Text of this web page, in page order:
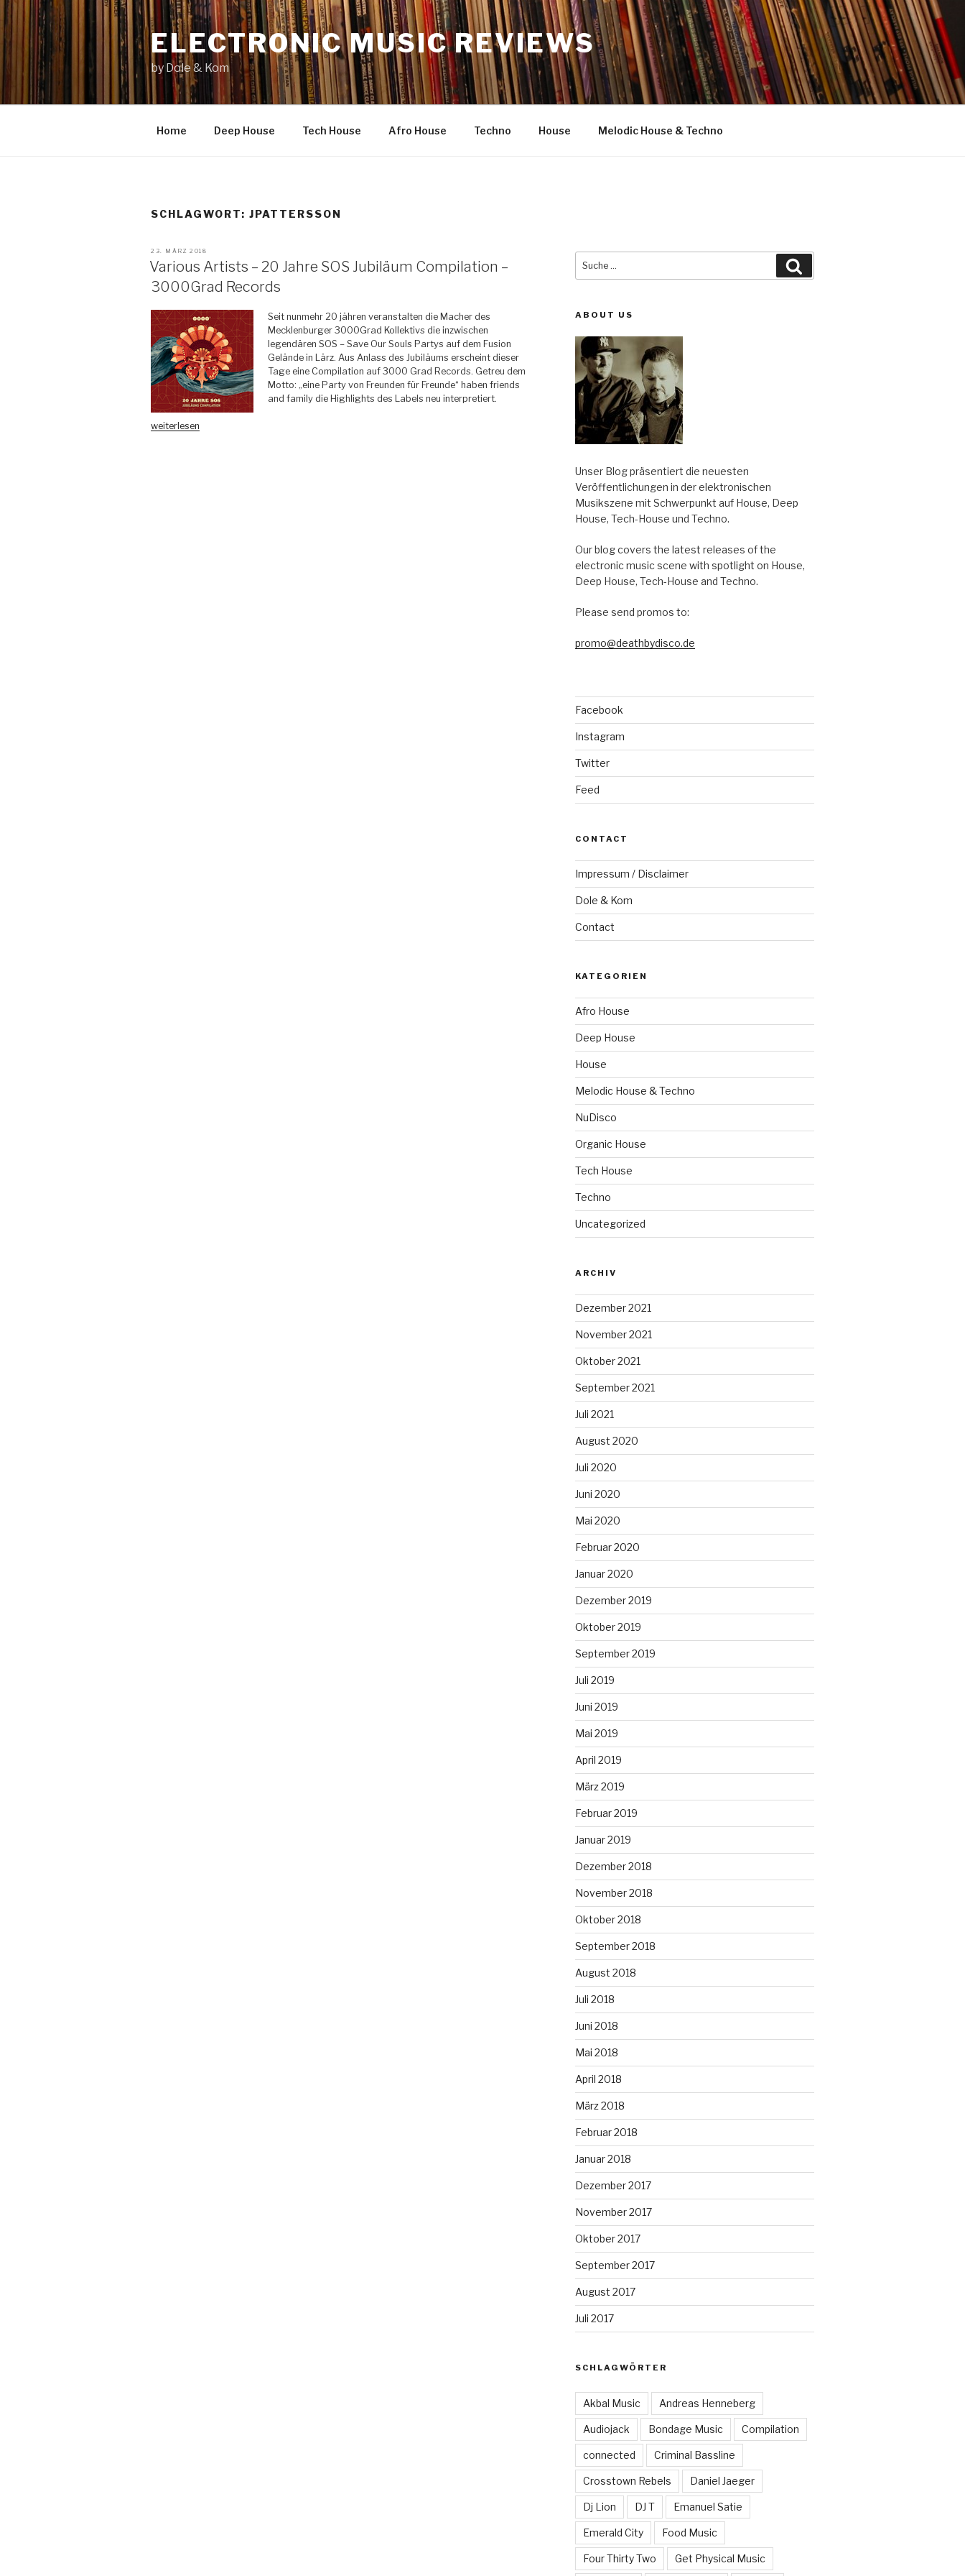
springen
ELECTRONIC MUSIC REVIEWS
by Dole & Kom
Home Deep House Tech House Afro House Techno House Melodic House & Techno
SCHLAGWORT: JPATTERSSON
VERÖFFENTLICHT
AM
23. MÄRZ 2018
Various Artists – 20 Jahre SOS Jubiläum Compilation –
3000Grad Records
Seit nunmehr 20 jähren veranstalten die Macher des
Mecklenburger 3000Grad Kollektivs die inzwischen
legendären SOS – Save Our Souls Partys auf dem Fusion
Gelände in Lärz. Aus Anlass des Jubiläums erscheint dieser
Tage eine Compilation auf 3000 Grad Records. Getreu dem
Motto: „eine Party von Freunden für Freunde“ haben friends
and family die Highlights des Labels neu interpretiert.
„Various
weiterlesen
Suche
ABOUT US
Unser Blog präsentiert die neuesten
Veröffentlichungen in der elektronischen
Musikszene mit Schwerpunkt auf House, Deep
House, Tech-House und Techno.
Our blog covers the latest releases of the
electronic music scene with spotlight on House,
Deep House, Tech-House and Techno.
Please send promos to:
promo@deathbydisco.de
Facebook
Instagram
Twitter
Feed
CONTACT
Impressum / Disclaimer
Dole & Kom
Contact
KATEGORIEN
Afro House
Deep House
House
Melodic House & Techno
NuDisco
Organic House
Tech House
Techno
Uncategorized
ARCHIV
Dezember 2021
November 2021
Oktober 2021
September 2021
Juli 2021
August 2020
Juli 2020
Juni 2020
Mai 2020
Februar 2020
Januar 2020
Dezember 2019
Oktober 2019
September 2019
Juli 2019
Juni 2019
Mai 2019
April 2019
März 2019
Februar 2019
Januar 2019
Dezember 2018
November 2018
Oktober 2018
September 2018
August 2018
Juli 2018
Juni 2018
Mai 2018
April 2018
März 2018
Februar 2018
Januar 2018
Dezember 2017
November 2017
Oktober 2017
September 2017
August 2017
Juli 2017
SCHLAGWÖRTER
Akbal Music Andreas Henneberg
Audiojack Bondage Music Compilation
connected Criminal Bassline
Crosstown Rebels Daniel Jaeger
Dj Lion DJ T Emanuel Satie
Emerald City Food Music
Four Thirty Two Get Physical Music